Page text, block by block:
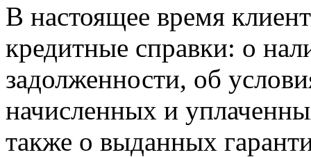
В настоящее время
кредитные справки: о
задолженности, об
начисленных и
также о выданных